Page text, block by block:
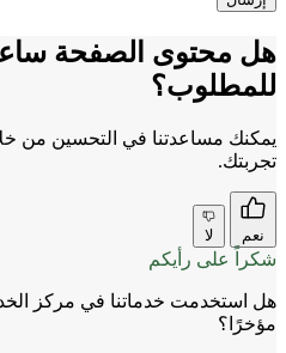
هل محتوى الصفحة
للمطلوب؟
يمكنك مساعدتنا في التحسين من
تجربتك.
نعم لا
شكراً على رأيكم
هل استخدمت خدماتنا في مركز
مؤخرًا؟